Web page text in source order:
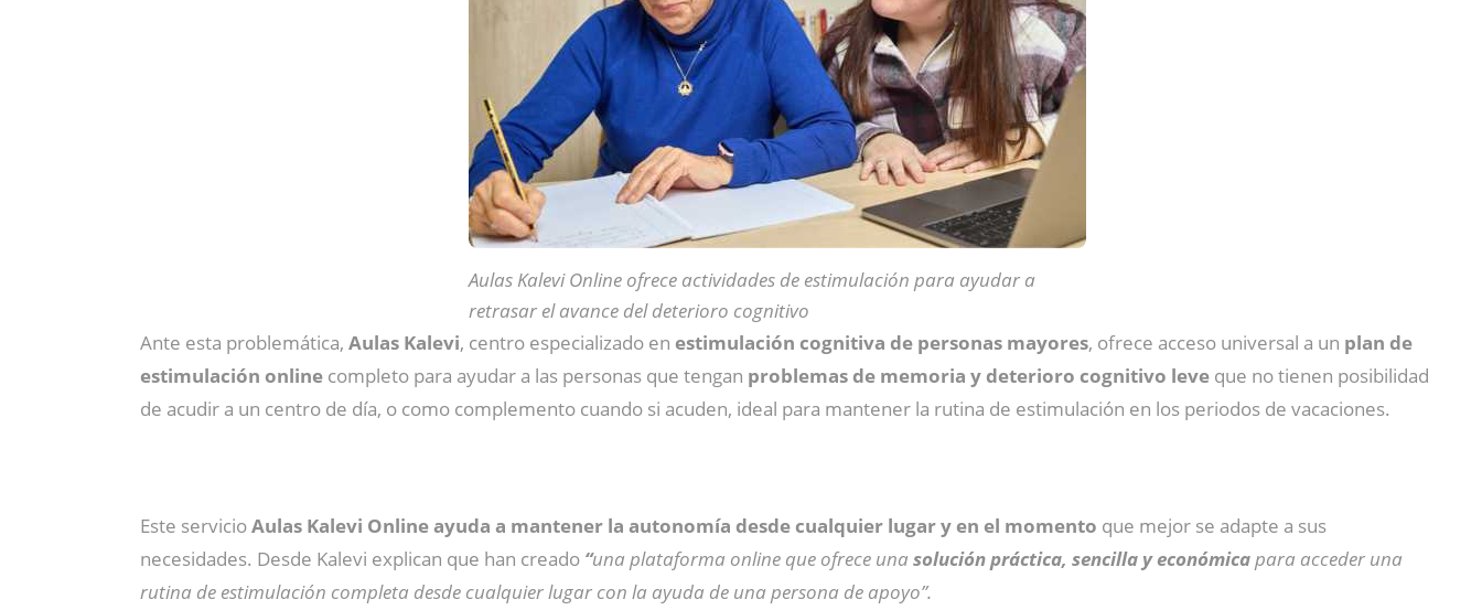
Aulas Kalevi Online ofrece actividades de estimulación para ayudar a
retrasar el avance del deterioro cognitivo
Ante esta problemática, Aulas Kalevi, centro especializado en estimulación cognitiva de personas mayores, ofrece acceso universal a un plan de
estimulación online completo para ayudar a las personas que tengan problemas de memoria y deterioro cognitivo leve que no tienen posibilidad
de acudir a un centro de día, o como complemento cuando si acuden, ideal para mantener la rutina de estimulación en los periodos de vacaciones.
Este servicioAulas Kalevi Online ayuda a mantener la autonomía desde cualquier lugar y en el momento que mejor se adapte a sus
necesidades. Desde Kalevi explican que han creado “una plataforma online que ofrece una solución práctica, sencilla y económicapara acceder una
rutina de estimulación completa desde cualquier lugar con la ayuda de una persona de apoyo”.